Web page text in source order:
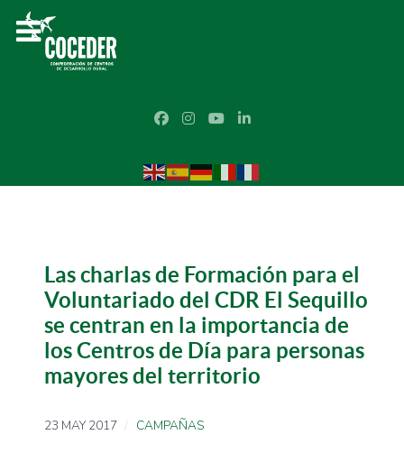
Las charlas de Formación para el
Voluntariado del CDR El Sequillo
se centran en la importancia de
los Centros de Día para personas
mayores del territorio
23 MAY 2017 CAMPAÑAS